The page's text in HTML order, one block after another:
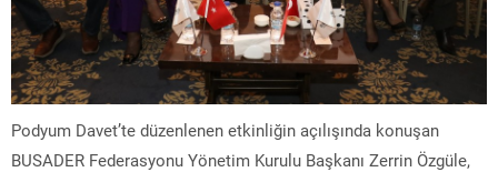
Podyum Davet’te düzenlenen etkinliğin açılışında konuşan
BUSADER Federasyonu Yönetim Kurulu Başkanı Zerrin Özgüle,